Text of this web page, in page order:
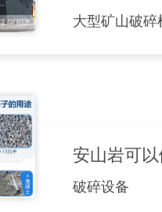
大型矿山破碎
安山岩可
破碎设备